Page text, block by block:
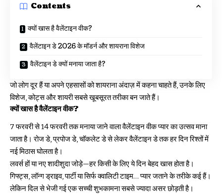
Contents
क्यों खास है वैलेंटाइन वीक?
वैलेंटाइन डे 2026 के मॉडर्न और शायराना विशेज
वैलेंटाइन डे क्यों मनाया जाता है?
जो लोग दूर हैं या अपने एहसासों को शायराना अंदाज़ में कहना चाहते हैं, उनके लिए
विशेज, कोट्स और शायरी सबसे खूबसूरत तरीका बन जाते हैं।
क्यों खास है वैलेंटाइन वीक?
7 फरवरी से 14 फरवरी तक मनाया जाने वाला वैलेंटाइन वीक प्यार का उत्सव माना
जाता है। रोज डे, प्रपोज डे, चॉकलेट डे से लेकर वैलेंटाइन डे तक हर दिन रिश्तों में
नई मिठास घोलता है।
लवर्स हों या नए शादीशुदा जोड़े—हर किसी के लिए ये दिन बेहद खास होता है।
गिफ्ट्स, लॉन्ग ड्राइव, पार्टी या सिर्फ क्वालिटी टाइम… प्यार जताने के तरीके कई हैं।
लेकिन दिल से भेजी गई एक सच्ची शुभकामना सबसे ज्यादा असर छोड़ती है।